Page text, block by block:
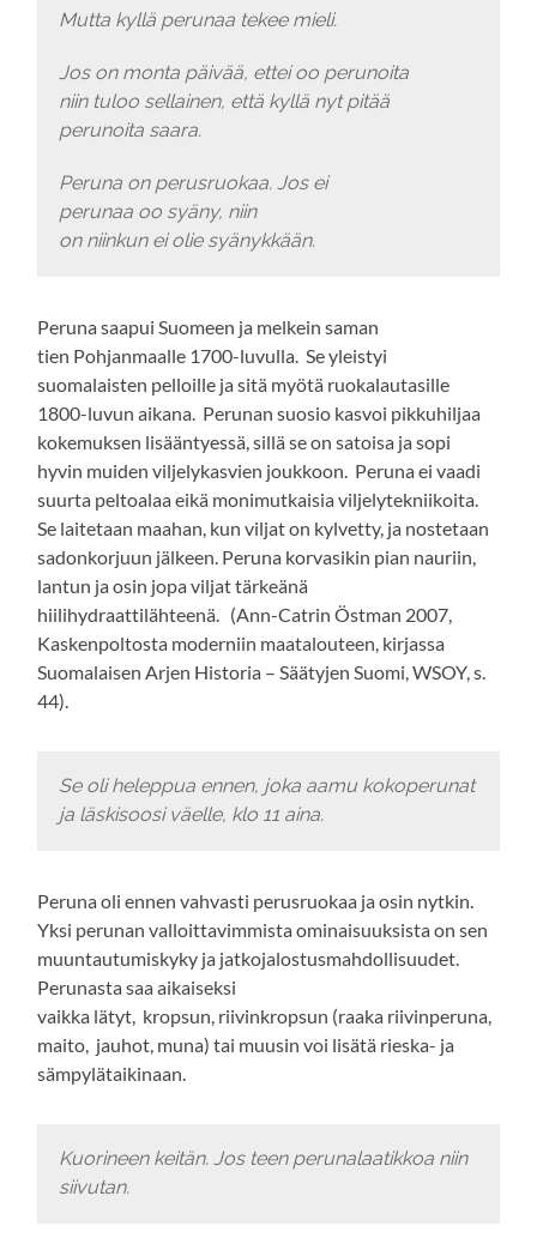
Mutta kyllä perunaa tekee mieli.
Jos on monta päivää, ettei oo perunoita
niin tuloo sellainen, että kyllä nyt pitää
perunoita saara.
Peruna on perusruokaa. Jos ei
perunaa oo syäny, niin
on niinkun ei olie syänykkään.
Peruna saapui Suomeen ja melkein saman
tien Pohjanmaalle 1700-luvulla. Se yleistyi
suomalaisten pelloille ja sitä myötä ruokalautasille
1800-luvun aikana. Perunan suosio kasvoi pikkuhiljaa
kokemuksen lisääntyessä, sillä se on satoisa ja sopi
hyvin muiden viljelykasvien joukkoon. Peruna ei vaadi
suurta peltoalaa eikä monimutkaisia viljelytekniikoita.
Se laitetaan maahan, kun viljat on kylvetty, ja nostetaan
sadonkorjuun jälkeen. Peruna korvasikin pian nauriin,
lantun ja osin jopa viljat tärkeänä
hiilihydraattilähteenä. (Ann-Catrin Östman 2007,
Kaskenpoltosta moderniin maatalouteen, kirjassa
Suomalaisen Arjen Historia – Säätyjen Suomi, WSOY, s.
44).
Se oli heleppua ennen, joka aamu kokoperunat
ja läskisoosi väelle, klo 11 aina.
Peruna oli ennen vahvasti perusruokaa ja osin nytkin.
Yksi perunan valloittavimmista ominaisuuksista on sen
muuntautumiskyky ja jatkojalostusmahdollisuudet.
Perunasta saa aikaiseksi
vaikka lätyt, kropsun, riivinkropsun (raaka riivinperuna,
maito, jauhot, muna) tai muusin voi lisätä rieska- ja
sämpylätaikinaan.
Kuorineen keitän. Jos teen perunalaatikkoa niin
siivutan.